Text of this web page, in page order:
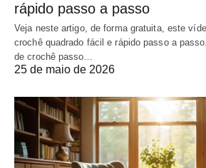
rápido passo a passo
Veja neste artigo, de forma gratuita, este
crochê quadrado fácil e rápido passo a
de crochê passo…
25 de maio de 2026